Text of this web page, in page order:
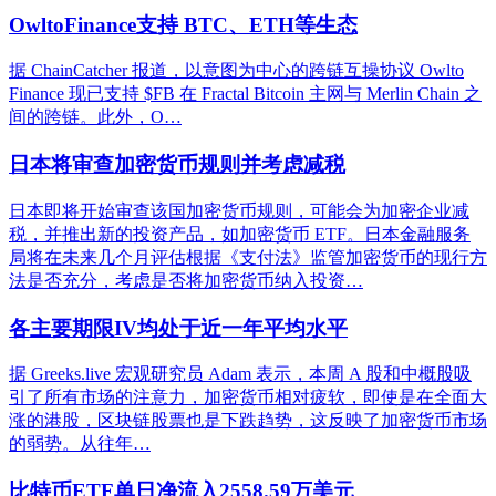
OwltoFinance支持 BTC、ETH等生态
据 ChainCatcher 报道，以意图为中心的跨链互操协议 Owlto
Finance 现已支持 $FB 在 Fractal Bitcoin 主网与 Merlin Chain 之
间的跨链。此外，O…
日本将审查加密货币规则并考虑减税
日本即将开始审查该国加密货币规则，可能会为加密企业减
税，并推出新的投资产品，如加密货币 ETF。日本金融服务
局将在未来几个月评估根据《支付法》监管加密货币的现行方
法是否充分，考虑是否将加密货币纳入投资…
各主要期限IV均处于近一年平均水平
据 Greeks.live 宏观研究员 Adam 表示，本周 A 股和中概股吸
引了所有市场的注意力，加密货币相对疲软，即使是在全面大
涨的港股，区块链股票也是下跌趋势，这反映了加密货币市场
的弱势。从往年…
比特币ETF单日净流入2558.59万美元